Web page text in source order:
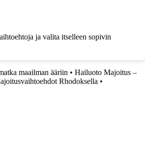
ja valita itselleen sopivin
maailman ääriin • Hailuoto Majoitus –
Rhodoksella •